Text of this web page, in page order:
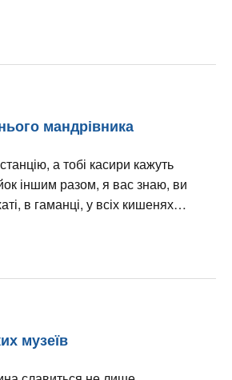
мандрівника
а тобі касири кажуть
іншим разом, я вас знаю, ви
в гаманці, у всіх кишенях…
музеїв